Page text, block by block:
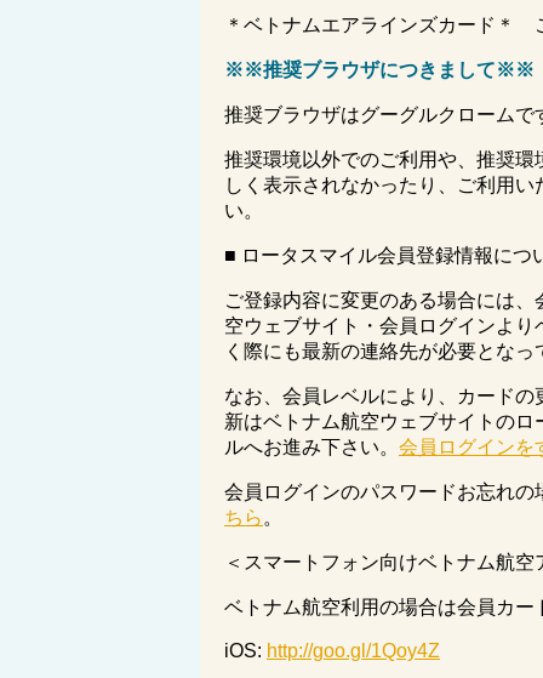
＊ベトナムエアラインズカード＊
※※推奨ブラウザにつきまして※※
推奨ブラウザはグーグルクロームで
推奨環境以外でのご利用や、推奨
しく表示されなかったり、ご利用
い。
■ ロータスマイル会員登録情報につ
ご登録内容に変更のある場合には
空ウェブサイト・会員ログインよ
く際にも最新の連絡先が必要となっ
なお、会員レベルにより、カード
新はベトナム航空ウェブサイトの
ルへお進み下さい。 会員ログインを
会員ログインのパスワードお忘れ
ちら 。
＜スマートフォン向けベトナム航空
ベトナム航空利用の場合は会員カ
iOS: http://goo.gl/1Qoy4Z